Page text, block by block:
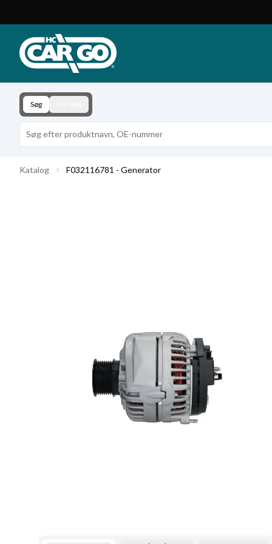
Download
Kontakt
Søg
Katalog F032116781 - Generator